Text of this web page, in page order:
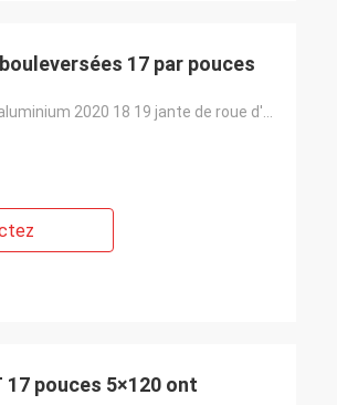
17 par pouces
17 pouces 5×120 ont